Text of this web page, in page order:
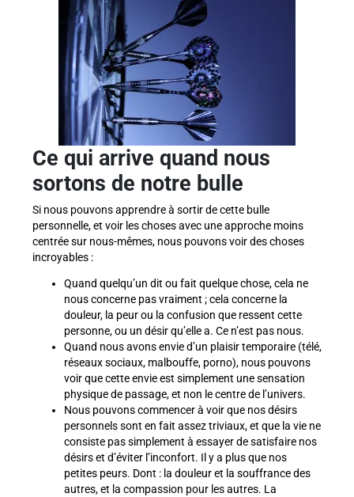
Ce qui arrive quand nous
sortons de notre bulle
Si nous pouvons apprendre à sortir de cette bulle
personnelle, et voir les choses avec une approche moins
centrée sur nous-mêmes, nous pouvons voir des choses
incroyables :
Quand quelqu’un dit ou fait quelque chose, cela ne
nous concerne pas vraiment ; cela concerne la
douleur, la peur ou la confusion que ressent cette
personne, ou un désir qu’elle a. Ce n’est pas nous.
Quand nous avons envie d’un plaisir temporaire (télé,
réseaux sociaux, malbouffe, porno), nous pouvons
voir que cette envie est simplement une sensation
physique de passage, et non le centre de l’univers.
Nous pouvons commencer à voir que nos désirs
personnels sont en fait assez triviaux, et que la vie ne
consiste pas simplement à essayer de satisfaire nos
désirs et d’éviter l’inconfort. Il y a plus que nos
petites peurs. Dont : la douleur et la souffrance des
autres, et la compassion pour les autres. La